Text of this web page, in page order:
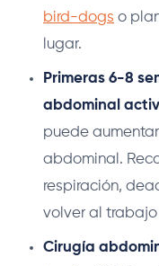
bird-dogs o
lugar.
Primeras 6-8
abdominal
puede
abdominal.
respiración,
volver al
Cirugía